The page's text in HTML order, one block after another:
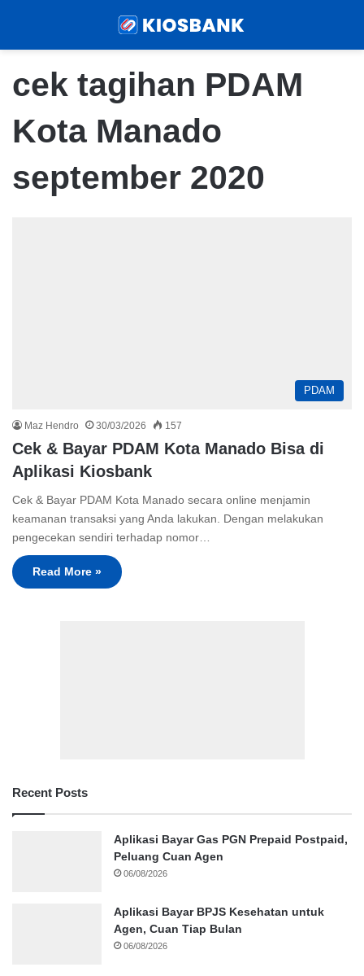
cek tagihan PDAM
Kota Manado
september 2020
PDAM
Maz Hendro 30/03/2026 157
Cek & Bayar PDAM Kota Manado Bisa di
Aplikasi Kiosbank
Cek & Bayar PDAM Kota Manado secara online menjamin
keamanan transaksi yang Anda lakukan. Dengan melakukan
pengecekan sendiri terhadap nomor…
Read More »
Recent Posts
Aplikasi Bayar Gas PGN Prepaid Postpaid,
Peluang Cuan Agen
06/08/2026
Aplikasi Bayar BPJS Kesehatan untuk
Agen, Cuan Tiap Bulan
06/08/2026